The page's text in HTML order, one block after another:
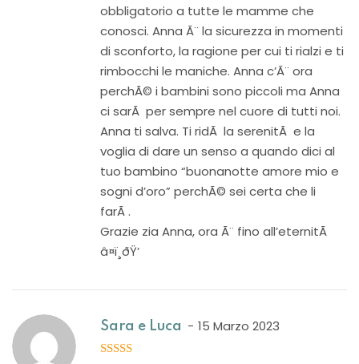
obbligatorio a tutte le mamme che
conosci. Anna Ã¨ la sicurezza in momenti
di sconforto, la ragione per cui ti rialzi e ti
rimbocchi le maniche. Anna c’Ã¨ ora
perchÃ© i bambini sono piccoli ma Anna
ci sarÃ per sempre nel cuore di tutti noi.
Anna ti salva. Ti ridÃ la serenitÃ e la
voglia di dare un senso a quando dici al
tuo bambino “buonanotte amore mio e
sogni d’oro” perchÃ© sei certa che li
farÃ .
Grazie zia Anna, ora Ã¨ fino all’eternitÃ
â¤ï¸ðŸ’
Sara e Luca 15 Marzo 2023